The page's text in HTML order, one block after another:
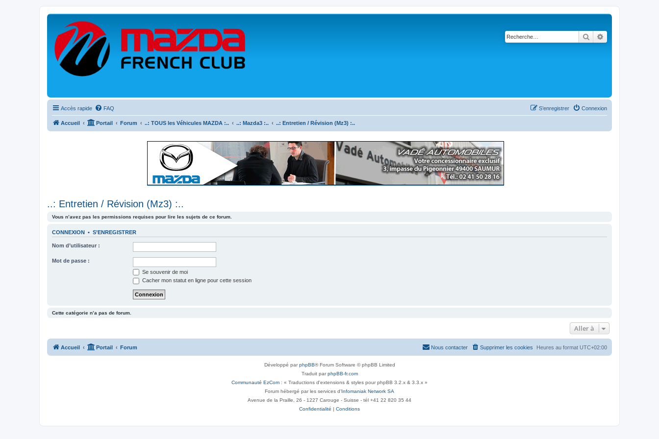
Rechercher
Accès rapide FAQ Connexion
S’enregistrer
Accueil Portail Forum ..: TOUS les Véhicules MAZDA :.. ..: Mazda3 :.. ..: Entretien / Révision (Mz3) :..
..: Entretien / Révision (Mz3) :..
Vous n’avez pas les permissions requises pour lire les sujets de ce forum.
CONNEXION • S’ENREGISTRER
Nom d’utilisateur :
Mot de passe :
Se souvenir de moi
Cacher mon statut en ligne pour cette session
Cette catégorie n’a pas de forum.
Aller à
Accueil Portail Forum Heures au format UTC+02:00
Supprimer les cookies
Nous contacter
Développé parphpBB® Forum Software © phpBB Limited
Traduit parphpBB-fr.com
Communauté EzCom : « Traductions d'extensions & styles pour phpBB 3.2.x & 3.3.x »
Forum hébergé par les services d’Infomaniak Network SA
Avenue de la Praille, 26 - 1227 Carouge - Suisse - tél +41 22 820 35 44
Confidentialité | Conditions